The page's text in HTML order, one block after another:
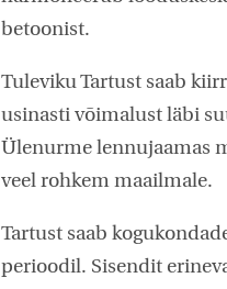
betoonist.
Tuleviku Tartust saab
usinasti võimalust läbi
Ülenurme lennujaamas
veel rohkem maailmale.
Tartust saab
perioodil. Sisendit